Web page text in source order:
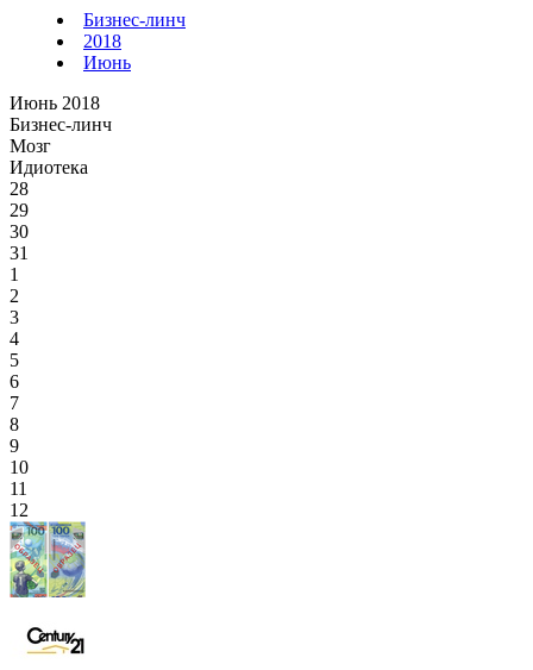
Бизнес-линч
2018
Июнь
Июнь 2018
Бизнес-линч
Мозг
Идиотека
28
29
30
31
1
2
3
4
5
6
7
8
9
10
11
12